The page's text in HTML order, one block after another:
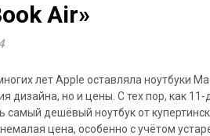
Air»
лет Apple оставляла ноутбуки
дизайна, но и цены. С тех пор, как
самый дешёвый ноутбук от
цена, особенно с учётом